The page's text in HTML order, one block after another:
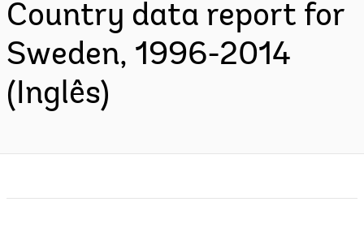
Country data report for
Sweden, 1996-2014
(Inglês)